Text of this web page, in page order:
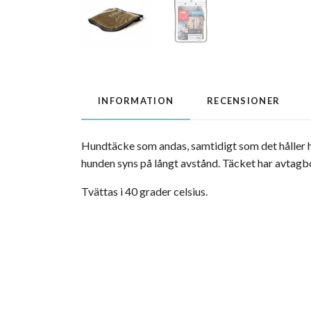
INFORMATION RECENSIONER
Hundtäcke som andas, samtidigt som det
hunden syns på långt avstånd. Täcket har
Tvättas i 40 grader celsius.